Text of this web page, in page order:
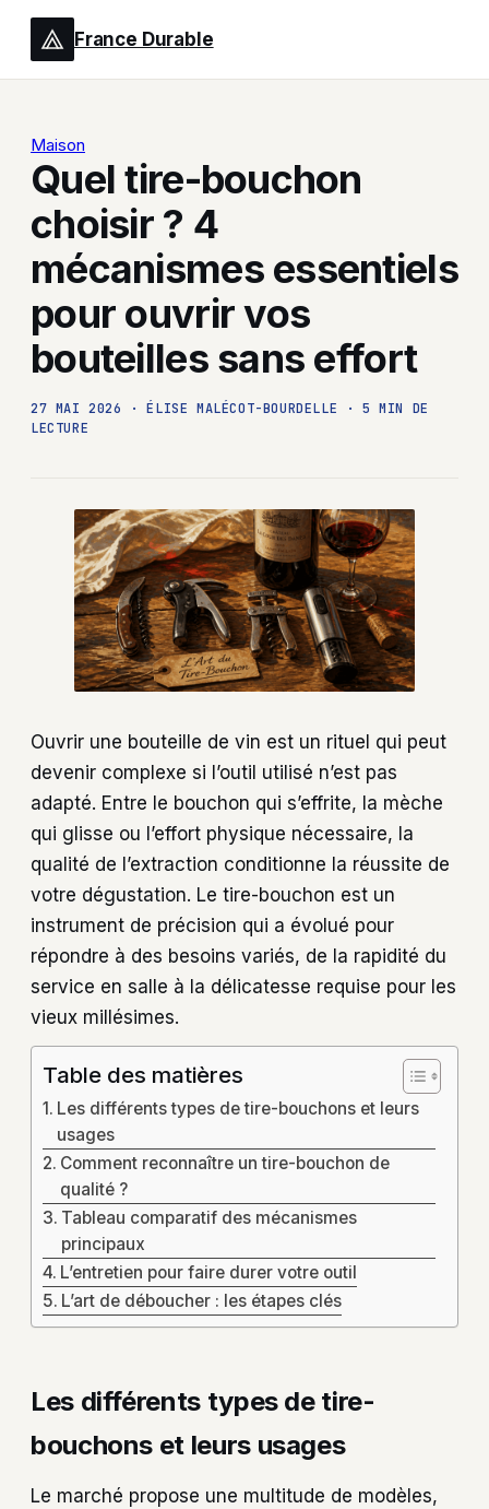
France Durable
Maison
Quel tire-bouchon
choisir ? 4
mécanismes essentiels
pour ouvrir vos
bouteilles sans effort
27 MAI 2026 · ÉLISE MALÉCOT-BOURDELLE ·
5 MIN DE
LECTURE
Ouvrir une bouteille de vin est un rituel qui peut
devenir complexe si l’outil utilisé n’est pas
adapté. Entre le bouchon qui s’effrite, la mèche
qui glisse ou l’effort physique nécessaire, la
qualité de l’extraction conditionne la réussite de
votre dégustation. Le tire-bouchon est un
instrument de précision qui a évolué pour
répondre à des besoins variés, de la rapidité du
service en salle à la délicatesse requise pour les
vieux millésimes.
Table des matières
Les différents types de tire-bouchons et leurs
usages
Comment reconnaître un tire-bouchon de
qualité ?
Tableau comparatif des mécanismes
principaux
L’entretien pour faire durer votre outil
L’art de déboucher : les étapes clés
Les différents types de tire-
bouchons et leurs usages
Le marché propose une multitude de modèles,